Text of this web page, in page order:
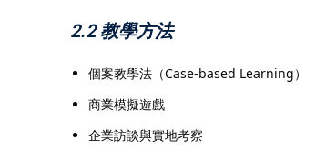
2.2 教學方法
個案教學法（Case-based Learning）
商業模擬遊戲
企業訪談與實地考察